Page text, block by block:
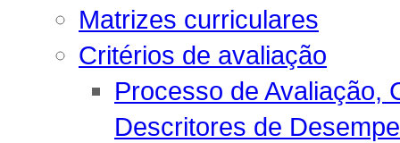
Matrizes curriculares
Critérios de avaliação
Processo de Avaliação,
Descritores de